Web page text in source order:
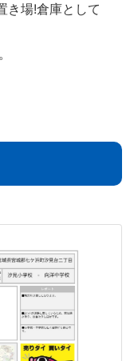
き場!倉庫として